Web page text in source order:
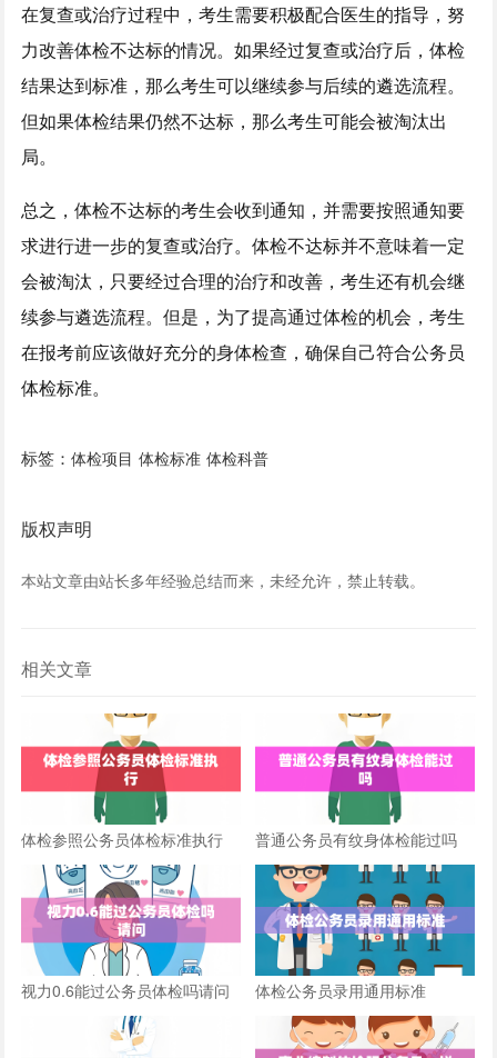
在复查或治疗过程中，考生需要积极配合医生的指导，努
力改善体检不达标的情况。如果经过复查或治疗后，体检
结果达到标准，那么考生可以继续参与后续的遴选流程。
但如果体检结果仍然不达标，那么考生可能会被淘汰出
局。
总之，体检不达标的考生会收到通知，并需要按照通知要
求进行进一步的复查或治疗。体检不达标并不意味着一定
会被淘汰，只要经过合理的治疗和改善，考生还有机会继
续参与遴选流程。但是，为了提高通过体检的机会，考生
在报考前应该做好充分的身体检查，确保自己符合公务员
体检标准。
标签：体检项目 体检标准 体检科普
版权声明
本站文章由站长多年经验总结而来，未经允许，禁止转载。
相关文章
体检参照公务员体检标准执行 普通公务员有纹身体检能过吗
视力0.6能过公务员体检吗请问 体检公务员录用通用标准